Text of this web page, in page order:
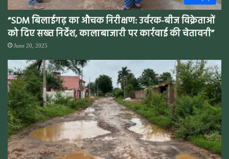
“SDM बिलाईगढ़ का औचक निरीक्षण: उर्वरक-बीज विक्रेताओं
को दिए सख्त निर्देश, कालाबाजारी पर कार्रवाई की चेतावनी”
June 20, 2025